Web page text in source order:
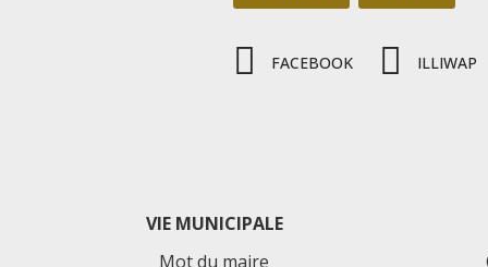
FACEBOOK ILLIWAP
VIE MUNICIPALE
Mot du maire